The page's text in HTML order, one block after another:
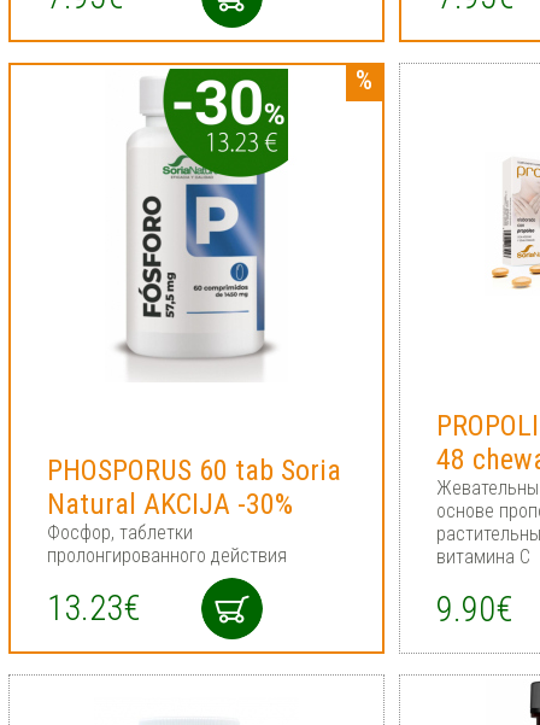
PHOSPORUS 60 tab Soria
Natural AKCIJA -30%
Фосфор, таблетки
пролонгированного действия
13.23€
48
основе
витамина C
9.90€